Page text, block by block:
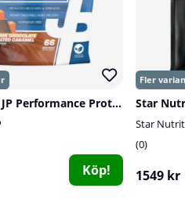
Trained By JP Performance Protein, 2 kg
Köp!
Star
Star
0
1549 kr